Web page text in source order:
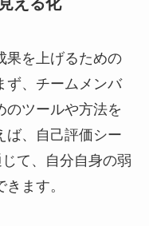
果を上げるための
ず、チームメンバ
のツールや方法を
ば、自己評価シー
て、自分自身の弱
ます。